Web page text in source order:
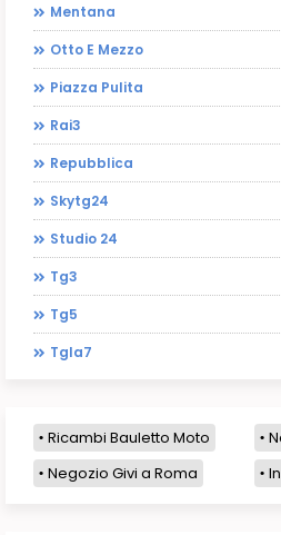
Mentana
Otto E Mezzo
Piazza Pulita
Rai3
Repubblica
Skytg24
Studio 24
Tg3
Tg5
Tgla7
Ricambi Bauletto Moto
Negozio Givi a Roma